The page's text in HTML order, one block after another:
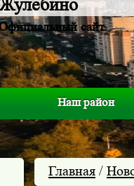
сайт
Наш район
Главная /